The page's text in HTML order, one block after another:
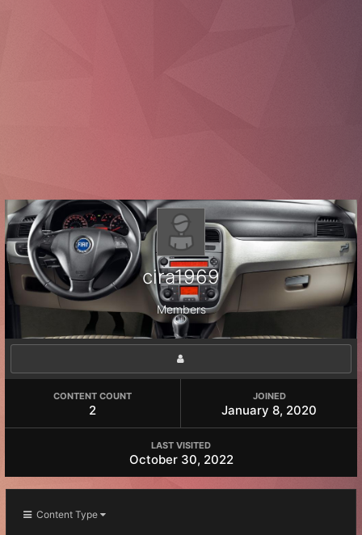
cira1969
Members
CONTENT COUNT
2
JOINED
January 8, 2020
LAST VISITED
October 30, 2022
Content Type